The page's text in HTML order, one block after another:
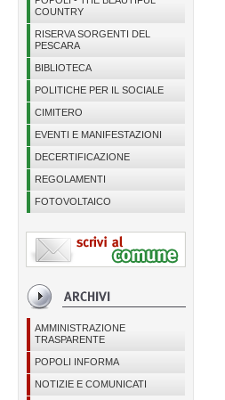
COUNTRY
RISERVA SORGENTI DEL
PESCARA
BIBLIOTECA
POLITICHE PER IL SOCIALE
CIMITERO
EVENTI E MANIFESTAZIONI
DECERTIFICAZIONE
REGOLAMENTI
FOTOVOLTAICO
AMMINISTRAZIONE
TRASPARENTE
POPOLI INFORMA
NOTIZIE E COMUNICATI